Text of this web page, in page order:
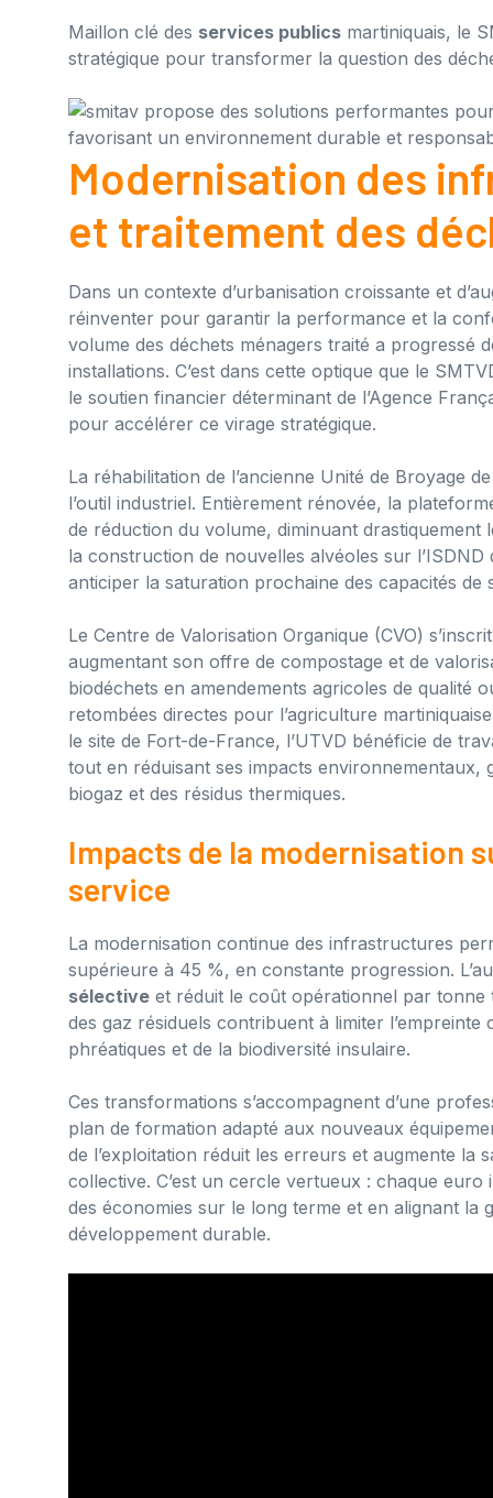
Maillon clé des services publics martiniquais, le
stratégique pour transformer la question des
Modernisation des
et traitement des
Dans un contexte d’urbanisation croissante et
réinventer pour garantir la performance et la
volume des déchets ménagers traité a progressé
installations. C’est dans cette optique que le
le soutien financier déterminant de l’Agence
pour accélérer ce virage stratégique.
La réhabilitation de l’ancienne Unité de Broyage
l’outil industriel. Entièrement rénovée, la
de réduction du volume, diminuant
la construction de nouvelles alvéoles sur
anticiper la saturation prochaine des capacités de
Le Centre de Valorisation Organique (CVO)
augmentant son offre de compostage et de
biodéchets en amendements agricoles de qualité
retombées directes pour l’agriculture
le site de Fort-de-France, l’UTVD bénéficie de
tout en réduisant ses impacts environnementaux,
biogaz et des résidus thermiques.
Impacts de la modernisation
service
La modernisation continue des infrastructures
supérieure à 45 %, en constante progression.
sélective et réduit le coût opérationnel par tonne
des gaz résiduels contribuent à limiter
phréatiques et de la biodiversité insulaire.
Ces transformations s’accompagnent d’une
plan de formation adapté aux nouveaux
de l’exploitation réduit les erreurs et augmente la
collective. C’est un cercle vertueux : chaque
des économies sur le long terme et en alignant la
développement durable.